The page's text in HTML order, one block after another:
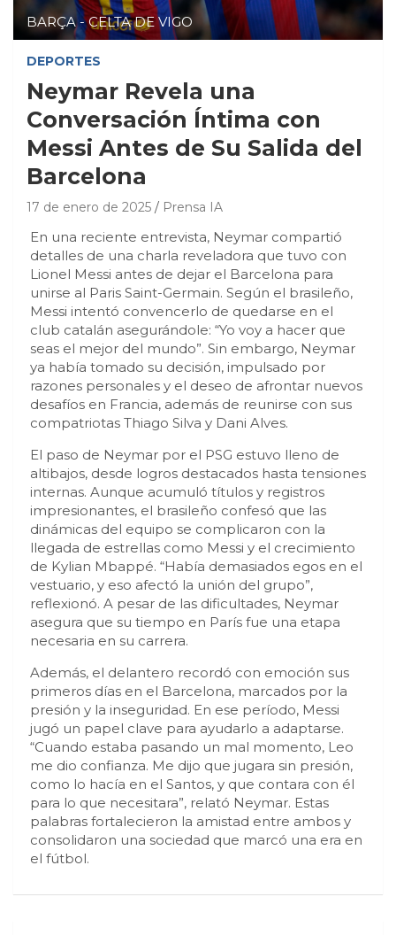
BARÇA - CELTA DE VIGO
DEPORTES
Neymar Revela una
Conversación Íntima con
Messi Antes de Su Salida del
Barcelona
17 de enero de 2025 Prensa IA
En una reciente entrevista, Neymar compartió
detalles de una charla reveladora que tuvo con
Lionel Messi antes de dejar el Barcelona para
unirse al Paris Saint-Germain. Según el brasileño,
Messi intentó convencerlo de quedarse en el
club catalán asegurándole: “Yo voy a hacer que
seas el mejor del mundo”. Sin embargo, Neymar
ya había tomado su decisión, impulsado por
razones personales y el deseo de afrontar nuevos
desafíos en Francia, además de reunirse con sus
compatriotas Thiago Silva y Dani Alves.
El paso de Neymar por el PSG estuvo lleno de
altibajos, desde logros destacados hasta tensiones
internas. Aunque acumuló títulos y registros
impresionantes, el brasileño confesó que las
dinámicas del equipo se complicaron con la
llegada de estrellas como Messi y el crecimiento
de Kylian Mbappé. “Había demasiados egos en el
vestuario, y eso afectó la unión del grupo”,
reflexionó. A pesar de las dificultades, Neymar
asegura que su tiempo en París fue una etapa
necesaria en su carrera.
Además, el delantero recordó con emoción sus
primeros días en el Barcelona, marcados por la
presión y la inseguridad. En ese período, Messi
jugó un papel clave para ayudarlo a adaptarse.
“Cuando estaba pasando un mal momento, Leo
me dio confianza. Me dijo que jugara sin presión,
como lo hacía en el Santos, y que contara con él
para lo que necesitara”, relató Neymar. Estas
palabras fortalecieron la amistad entre ambos y
consolidaron una sociedad que marcó una era en
el fútbol.